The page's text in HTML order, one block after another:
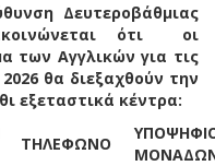
ότι οι
των Αγγλικών για τις
θα διεξαχθούν την
εξεταστικά κέντρα:
ΤΗΛΕΦΩΝΟ